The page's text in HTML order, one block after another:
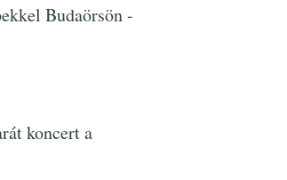
Budaörsön -
koncert a